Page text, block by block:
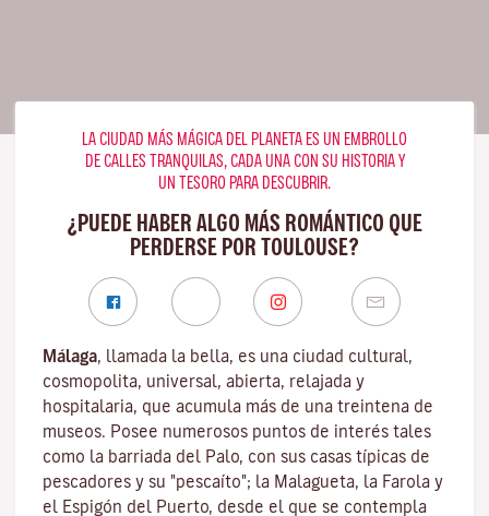
LA CIUDAD MÁS MÁGICA DEL PLANETA ES UN EMBROLLO
DE CALLES TRANQUILAS, CADA UNA CON SU HISTORIA Y
UN TESORO PARA DESCUBRIR.
¿PUEDE HABER ALGO MÁS ROMÁNTICO QUE
PERDERSE POR TOULOUSE?
Málaga, llamada la bella, es una ciudad cultural,
cosmopolita, universal, abierta, relajada y
hospitalaria, que acumula más de una treintena de
museos. Posee numerosos puntos de interés tales
como la barriada del Palo, con sus casas típicas de
pescadores y su "pescaíto"; la Malagueta, la Farola y
el Espigón del Puerto, desde el que se contempla